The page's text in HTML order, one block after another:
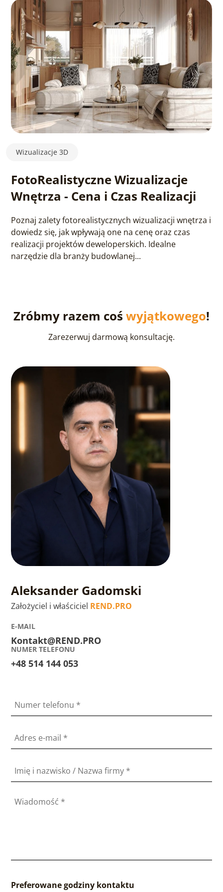
Wizualizacje 3D
FotoRealistyczne Wizualizacje
Wnętrza - Cena i Czas Realizacji
Poznaj zalety fotorealistycznych wizualizacji wnętrza i
dowiedz się, jak wpływają one na cenę oraz czas
realizacji projektów deweloperskich. Idealne
narzędzie dla branży budowlanej...
Zróbmy razem coś wyjątkowego!
Zarezerwuj darmową konsultację.
Numer telefonu *
Adres e-mail *
Imię i nazwisko / Nazwa firmy *
Wiadomość *
Preferowane godziny kontaktu
Aleksander Gadomski
Założyciel i właściciel REND.PRO
E-MAIL
Kontakt@REND.PRO
NUMER TELEFONU
+48 514 144 053